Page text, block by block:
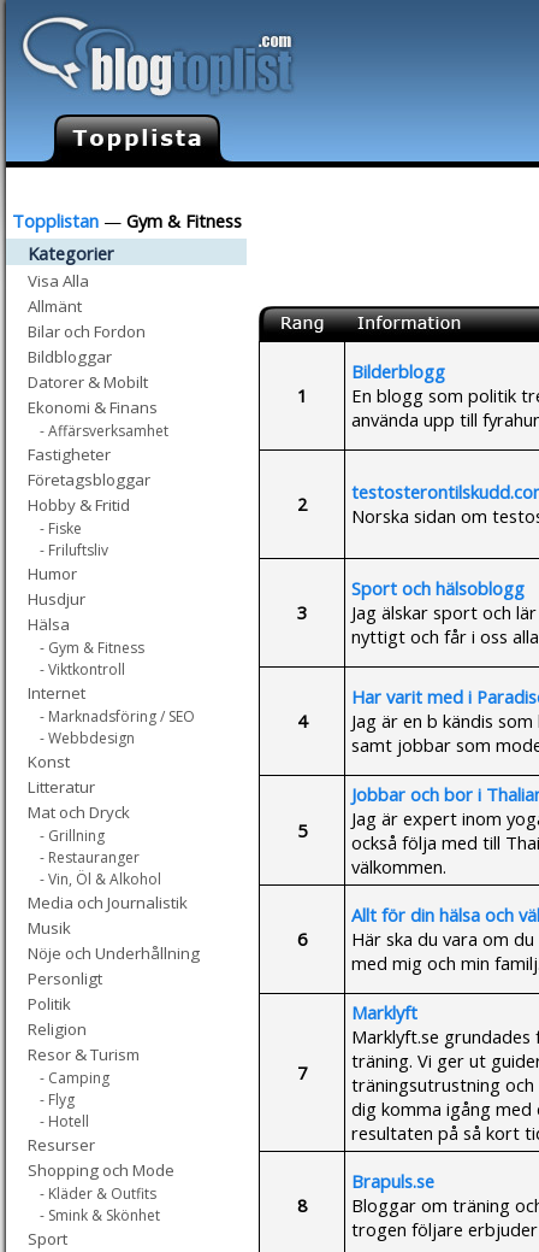
Topplistan — Gym & Fitness
Kategorier
Visa Alla
Allmänt
Bilar och Fordon
Bildbloggar
Datorer & Mobilt
Ekonomi & Finans
- Affärsverksamhet
Fastigheter
Företagsbloggar
Hobby & Fritid
- Fiske
- Friluftsliv
Humor
Husdjur
Hälsa
- Gym & Fitness
- Viktkontroll
Internet
- Marknadsföring / SEO
- Webbdesign
Konst
Litteratur
Mat och Dryck
- Grillning
- Restauranger
- Vin, Öl & Alkohol
Media och Journalistik
Musik
Nöje och Underhållning
Personligt
Politik
Religion
Resor & Turism
- Camping
- Flyg
- Hotell
Resurser
Shopping och Mode
- Kläder & Outfits
- Smink & Skönhet
Sport
1
Bilderblogg
En blogg som politik
använda upp till
2
Norska sidan om
3
Sport och hälsoblogg
Jag älskar sport och
nyttigt och får i oss
4
Har varit med i
Jag är en b kändis
samt jobbar som
5
Jobbar och bor i
Jag är expert inom
också följa med till
välkommen.
6
Allt för din hälsa och
Här ska du vara om
med mig och min
7
Marklyft
Marklyft.se
träning. Vi ger ut
träningsutrustning
dig komma igång
resultaten på så kort
8
Brapuls.se
Bloggar om träning
trogen följare